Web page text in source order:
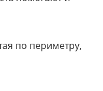
по периметру,